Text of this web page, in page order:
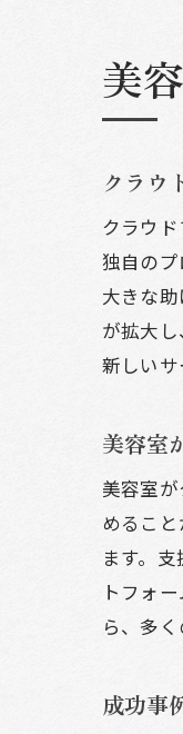
美
クラウ
クラウ
独自の
大きな
が拡大
新しいサ
美容室
美容室
めるこ
ます。
トフォ
ら、多
成功事